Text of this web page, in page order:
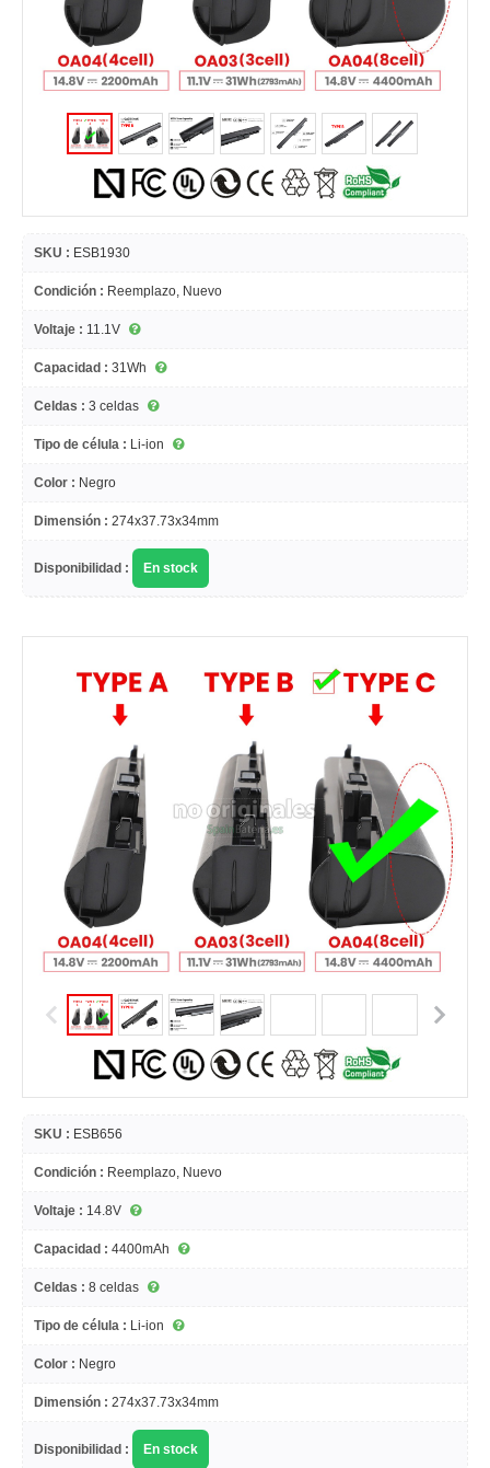
SKU : ESB1930
Condición : Reemplazo, Nuevo
Voltaje : 11.1V
Capacidad : 31Wh
Celdas : 3 celdas
Tipo de célula : Li-ion
Color : Negro
Dimensión : 274x37.73x34mm
Disponibilidad : En stock
SKU : ESB656
Condición : Reemplazo, Nuevo
Voltaje : 14.8V
Capacidad : 4400mAh
Celdas : 8 celdas
Tipo de célula : Li-ion
Color : Negro
Dimensión : 274x37.73x34mm
Disponibilidad : En stock